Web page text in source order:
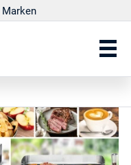
Marken